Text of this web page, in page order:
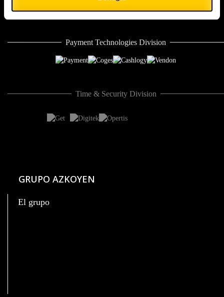
Payment Technologies Division
Time & Security Division
GRUPO AZKOYEN
El grupo